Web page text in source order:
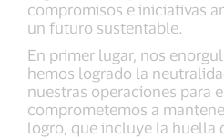
compromisos e iniciativas
un futuro sustentable.
En primer lugar, nos
hemos logrado la
nuestras operaciones para
comprometemos a
logro, que incluye la huella